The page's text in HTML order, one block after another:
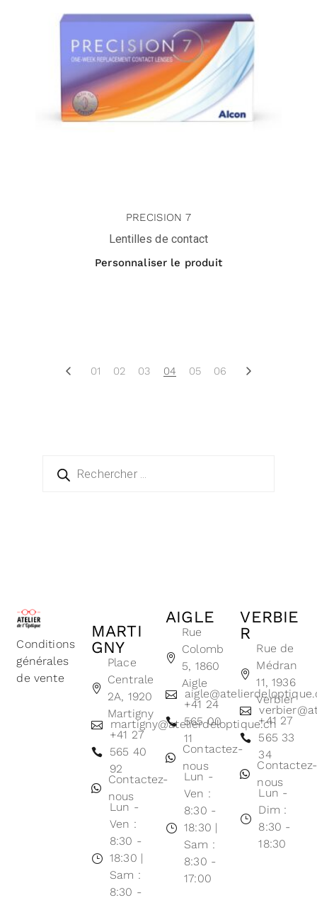
PRECISION 7
Lentilles de contact
Personnaliser le produit
01 02 03 04 05 06
Conditions
générales
de vente
MARTI
GNY
Place
Centrale
2A, 1920
Martigny
martigny@atelierdeloptique.ch
+41 27
565 40
92
Contactez-
nous
Lun -
Ven :
8:30 -
18:30 |
Sam :
8:30 -
AIGLE
Rue
Colomb
5, 1860
Aigle
+41 24
565 00
11
Contactez-
nous
Lun -
Ven :
8:30 -
18:30 |
Sam :
8:30 -
17:00
VERBIE
R
Rue de
Médran
11, 1936
Verbier
+41 27
565 33
34
Contactez-
nous
Lun -
Dim :
8:30 -
18:30